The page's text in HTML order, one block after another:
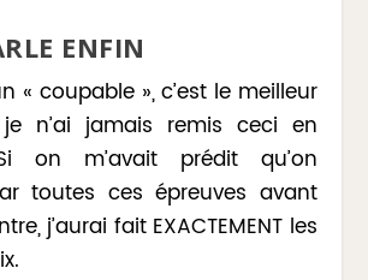
ENFIN
« coupable », c’est le meilleur
n’ai jamais remis ceci en
on m’avait prédit qu’on
toutes ces épreuves avant
j’aurai fait EXACTEMENT les